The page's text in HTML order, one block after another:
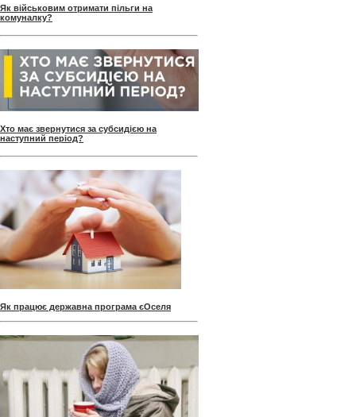
Як військовим отримати пільги на
комуналку?
Хто має звернутися за субсидією на
наступний період?
Як працює державна програма єОселя